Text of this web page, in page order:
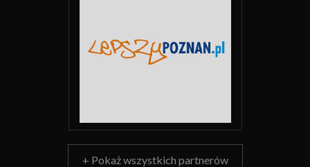
+ Pokaż wszystkich partnerów